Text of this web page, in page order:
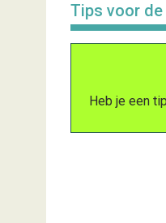
Tips voor
Heb je een